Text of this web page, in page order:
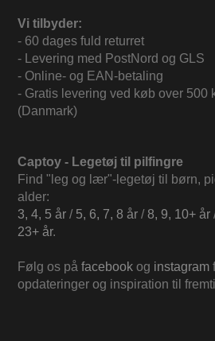
Vi tilbyder:
- 60 dages fuld returret
- Levering med PostNord og GLS
- Online- og EAN-betaling
- Gratis levering ved køb over 500
(Danmark)
Captoy - Legetøj til pilfingre
Find "leg og lær"-legetøj til børn,
alder:
3, 4, 5 år / 5, 6, 7, 8 år /8, 9, 10+ år
23+ år.
Følg os på facebook og instagram
opdateringer og inspiration til